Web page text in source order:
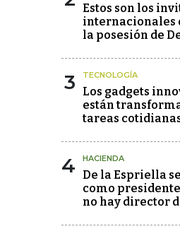
Estos son los
internacionales
la posesión de
3 TECNOLOGÍA
Los gadgets
están
tareas
4 HACIENDA
De la Espriella
como
no hay director